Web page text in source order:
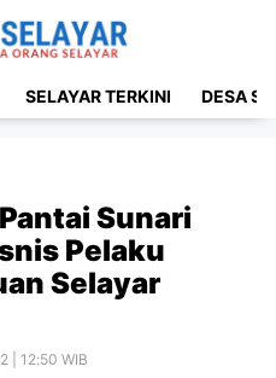
SELAYAR TERKINI DESA
Sunari
Pelaku
Selayar
| 12:50 WIB